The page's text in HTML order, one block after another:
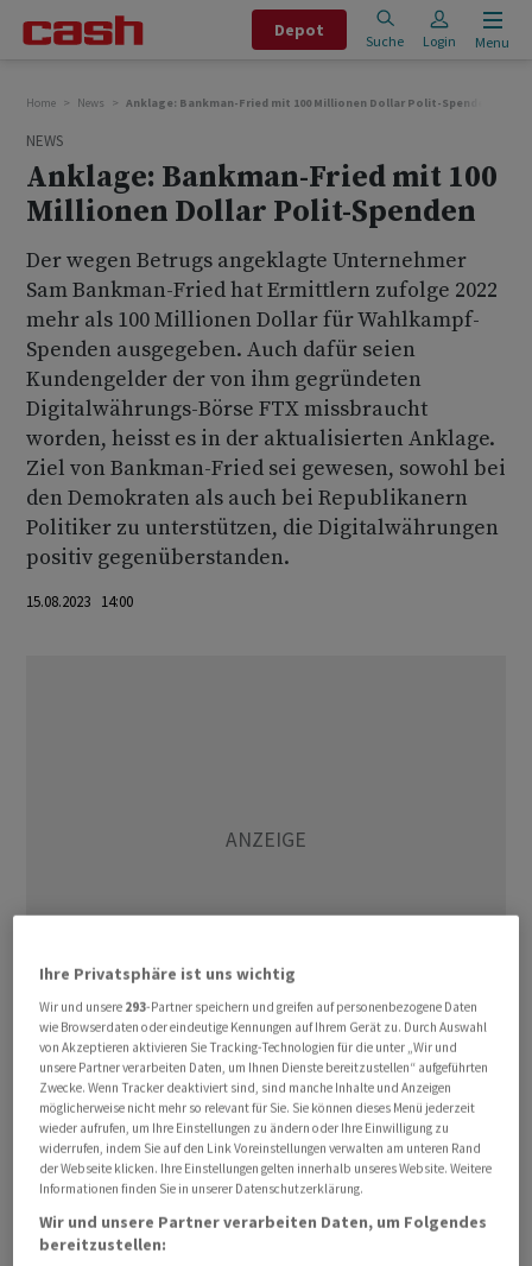
Depot
Suche Login Menu
Home News Anklage: Bankman-Fried mit 100 Millionen Dollar Polit-Spenden
NEWS
Anklage: Bankman-Fried mit 100
Millionen Dollar Polit-Spenden
Der wegen Betrugs angeklagte Unternehmer
Sam Bankman-Fried hat Ermittlern zufolge 2022
mehr als 100 Millionen Dollar für Wahlkampf-
Spenden ausgegeben. Auch dafür seien
Kundengelder der von ihm gegründeten
Digitalwährungs-Börse FTX missbraucht
worden, heisst es in der aktualisierten Anklage.
Ziel von Bankman-Fried sei gewesen, sowohl bei
den Demokraten als auch bei Republikanern
Politiker zu unterstützen, die Digitalwährungen
positiv gegenüberstanden.
15.08.2023 14:00
Bankman-Fried war im Dezember auf den Bahamas
festgenommen und an die USA ausgeliefert worden. Die
US-Justiz wirft ihm vor, Gelder von FTX-Kunden ohne
deren Wissen abgezweigt zu haben, um seinen Hedge-
Fonds Alameda Research zu finanzieren. Bankman-Fried
Anfang Oktober beginnen.
Ihre Privatsphäre ist uns wichtig
Wir und unsere 293-Partner speichern und greifen auf personenbezogene Daten
wie Browserdaten oder eindeutige Kennungen auf Ihrem Gerät zu. Durch Auswahl
von Akzeptieren aktivieren Sie Tracking-Technologien für die unter „Wir und
unsere Partner verarbeiten Daten, um Ihnen Dienste bereitzustellen“ aufgeführten
Zwecke. Wenn Tracker deaktiviert sind, sind manche Inhalte und Anzeigen
möglicherweise nicht mehr so relevant für Sie. Sie können dieses Menü jederzeit
wieder aufrufen, um Ihre Einstellungen zu ändern oder Ihre Einwilligung zu
widerrufen, indem Sie auf den Link Voreinstellungen verwalten am unteren Rand
der Webseite klicken. Ihre Einstellungen gelten innerhalb unseres Website. Weitere
Informationen finden Sie in unserer Datenschutzerklärung.
Wir und unsere Partner verarbeiten Daten, um Folgendes
bereitzustellen: